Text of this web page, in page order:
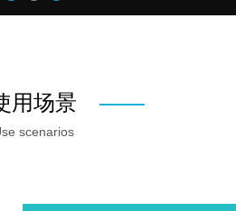
用场景
scenarios